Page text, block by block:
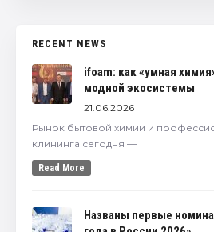
RECENT NEWS
ifoam: как «умная
модной экосистемы
21.06.2026
Рынок бытовой химии и
клининга сегодня —
Read More
Названы первые